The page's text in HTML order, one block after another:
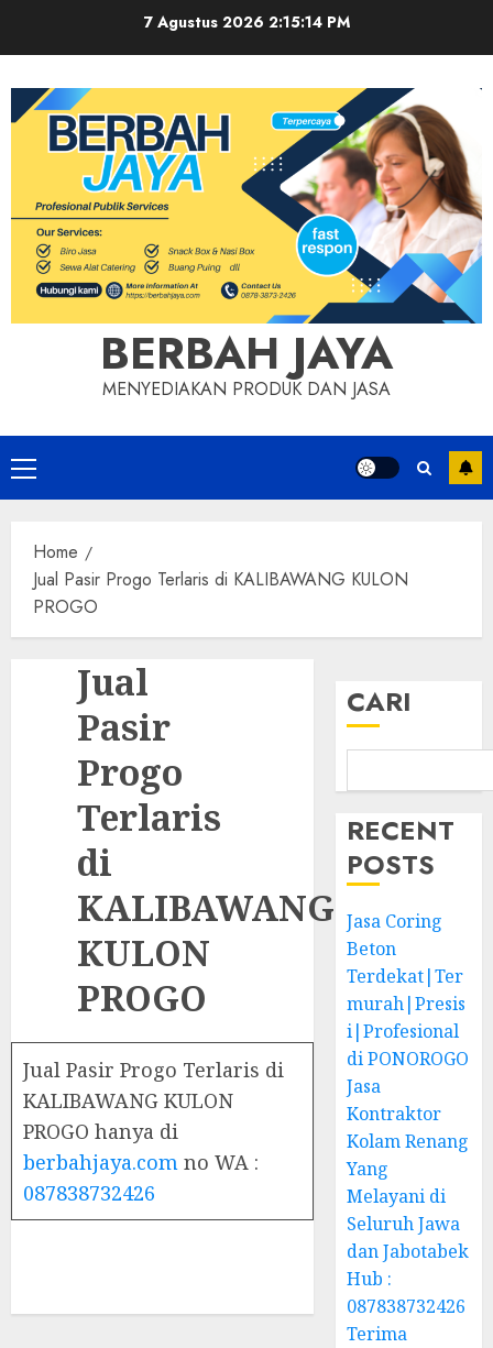
7 Agustus 2026 2:15:14 PM
BERBAH JAYA
MENYEDIAKAN PRODUK DAN JASA
Primary
Menu
Home
Jual Pasir Progo Terlaris di KALIBAWANG KULON
PROGO
Jual
Pasir
Progo
Terlaris
di
KALIBAWANG
KULON
PROGO
Jual Pasir Progo Terlaris di
KALIBAWANG KULON
PROGO hanya di
berbahjaya.com no WA :
087838732426
CARI
RECENT
POSTS
Jasa Coring
Beton
Terdekat|Ter
murah|Presis
i|Profesional
di PONOROGO
Jasa
Kontraktor
Kolam Renang
Yang
Melayani di
Seluruh Jawa
dan Jabotabek
Hub :
087838732426
Terima